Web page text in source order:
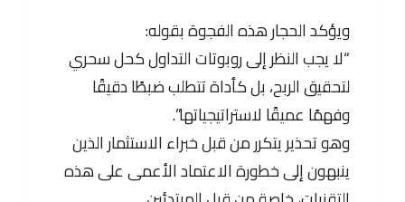
ويؤكد الحجار هذه الفجوة بقوله:
“لا يجب النظر إلى روبوتات التداول كحل سحري
لتحقيق الربح، بل كأداة تتطلب ضبطًا دقيقًا
وفهمًا عميقًا لاستراتيجياتها”.
وهو تحذير يتكرر من قبل خبراء الاستثمار الذين
ينبهون إلى خطورة الاعتماد الأعمى على هذه